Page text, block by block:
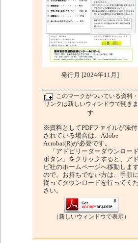
発行月 [2024年11月]
このマークがついている資料・
リンクは新しいウィンドウで開きま
す
※資料としてPDFファイルが添付
されている場合は、Adobe
Acrobat(R)が必要です。
「アドビリーダーダウンロード
ボタン」をクリックすると、アド
ビ社のホームページへ移動します
ので、お持ちでない方は、手順に
従ってダウンロードを行ってく
さい。
（新しいウィンドウで表示）